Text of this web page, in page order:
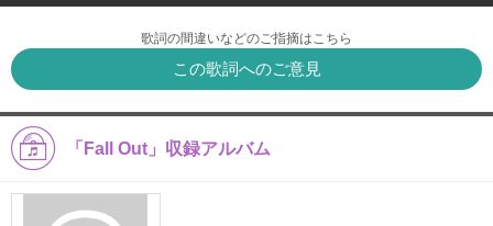
歌詞の間違いなどのご指摘はこちら
この歌詞へのご意見
「Fall Out」収録アルバム